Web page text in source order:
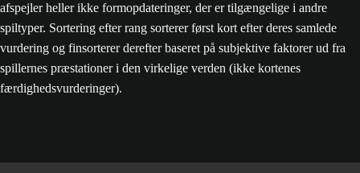
afspejler heller ikke formopdateringer, der er tilgængelige i andre
spiltyper. Sortering efter rang sorterer først kort efter deres samlede
vurdering og finsorterer derefter baseret på subjektive faktorer ud fra
spillernes præstationer i den virkelige verden (ikke kortenes
færdighedsvurderinger).